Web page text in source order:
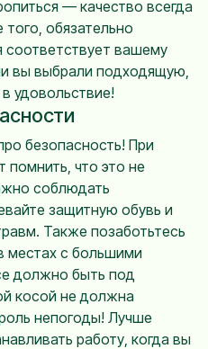
— качество всегда
обязательно
соответствует вашему
вы выбрали подходящую,
удовольствие!
безопасность! При
помнить, что это не
соблюдать
защитную обувь и
Также позаботьтесь
местах с большими
должно быть под
косой не должна
непогоды! Лучше
работу, когда вы